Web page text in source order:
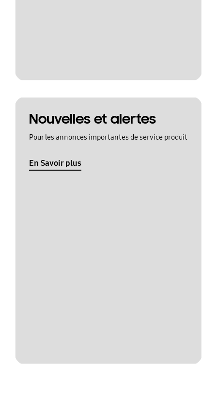
Nouvelles et alertes
Pour les annonces importantes de service produit
En Savoir plus